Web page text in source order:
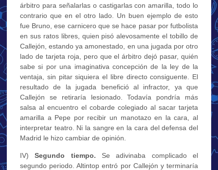
árbitro para señalarlas o castigarlas con amarilla, todo lo
contrario que en el otro lado. Un buen ejemplo de esto
fue Bruno, ese carnicero que se hace pasar por futbolista
en sus ratos libres, quien pisó alevosamente el tobillo de
Callejón, estando ya amonestado, en una jugada por otro
lado de tarjeta roja, pero que el árbitro dejó pasar, quién
sabe si por una imaginativa concepción de la ley de la
ventaja, sin pitar siquiera el libre directo consiguente. El
resultado de la jugada benefició al infractor, ya que
Callejón se retiraría lesionado. Todavía pondría más
salsa al encuentro el cobarde colegiado al sacar tarjeta
amarilla a Pepe por recibir un manotazo en la cara, al
interpretar teatro. Ni la sangre en la cara del defensa del
Madrid le hizo cambiar de opinión.
IV)Segundo tiempo. Se adivinaba complicado el
segundo periodo. Altintop entró por Callejón y terminaría